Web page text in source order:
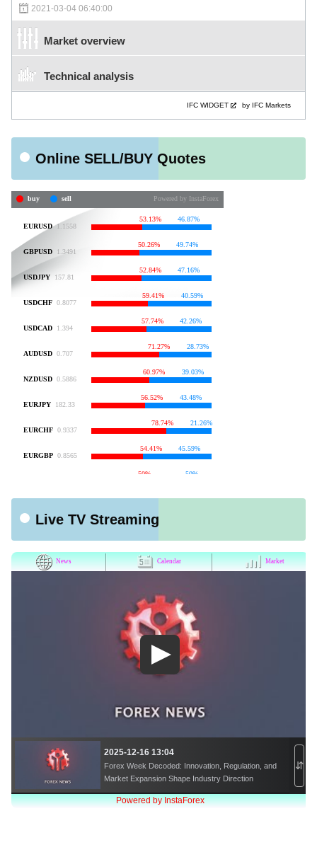
2021-03-04 06:40:00
Market overview
Technical analysis
IFC WIDGET by IFC Markets
Online SELL/BUY Quotes
Live TV Streaming